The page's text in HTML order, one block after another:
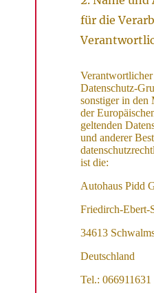
für die
Datenschutz-
sonstiger in den
der
geltenden
und anderer
ist die:
Autohaus Pidd
Friedirch-Ebert-
34613
Deutschland
Tel.: 066911631